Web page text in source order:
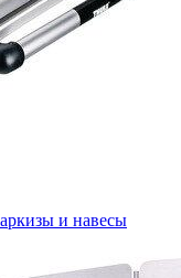
и навесы